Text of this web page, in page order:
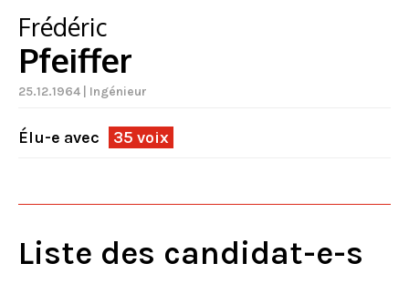
Frédéric
Pfeiffer
25.12.1964 | Ingénieur
Élu-e avec 35 voix
Liste des candidat-e-s